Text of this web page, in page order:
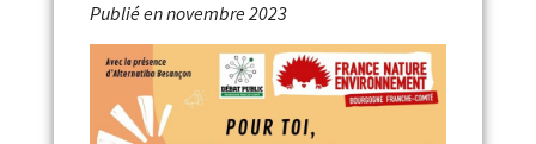
Publié ennovembre 2023